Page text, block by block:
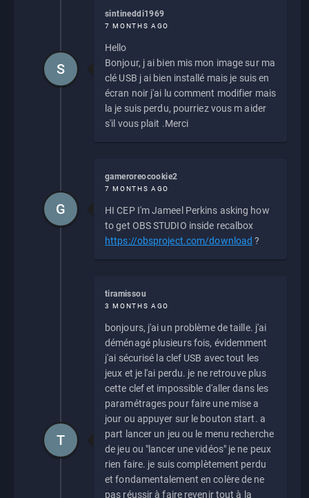
sintineddi1969
7 MONTHS AGO
Hello
Bonjour, j ai bien mis mon image sur ma
clé USB j ai bien installé mais je suis en
écran noir j'ai lu comment modifier mais
la je suis perdu, pourriez vous m aider
s'il vous plait .Merci
S
gameroreocookie2
7 MONTHS AGO
HI CEP I'm Jameel Perkins asking how
to get OBS STUDIO inside recalbox
https://obsproject.com/download ?
G
tiramissou
3 MONTHS AGO
bonjours, j'ai un problème de taille. j'ai
déménagé plusieurs fois, évidemment
j'ai sécurisé la clef USB avec tout les
jeux et je l'ai perdu. je ne retrouve plus
cette clef et impossible d'aller dans les
paramétrages pour faire une mise a
jour ou appuyer sur le bouton start. a
part lancer un jeu ou le menu recherche
de jeu ou "lancer une vidéos" je ne peux
rien faire. je suis complètement perdu
et fondamentalement en colère de ne
pas réussir à faire revenir tout à la
T